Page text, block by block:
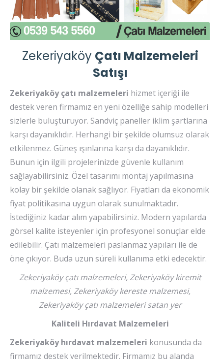
Zekeriyaköy Çatı Malzemeleri
Satışı
Zekeriyaköy çatı malzemeleri hizmet içeriği ile
destek veren firmamız en yeni özelliğe sahip modelleri
sizlerle buluşturuyor. Sandviç paneller iklim şartlarına
karşı dayanıklıdır. Herhangi bir şekilde olumsuz olarak
etkilenmez. Güneş ışınlarına karşı da dayanıklıdır.
Bunun için ilgili projelerinizde güvenle kullanım
sağlayabilirsiniz. Özel tasarımı montaj yapılmasına
kolay bir şekilde olanak sağlıyor. Fiyatları da ekonomik
fiyat politikasına uygun olarak sunulmaktadır.
İstediğiniz kadar alım yapabilirsiniz. Modern yapılarda
görsel kalite isteyenler için profesyonel sonuçlar elde
edilebilir. Çatı malzemeleri paslanmaz yapıları ile de
öne çıkıyor. Buda uzun süreli kullanıma etki edecektir.
Zekeriyaköy çatı malzemeleri, Zekeriyaköy kiremit
malzemesi, Zekeriyaköy kereste malzemesi,
Zekeriyaköy çatı malzemeleri satan yer
Kaliteli Hırdavat Malzemeleri
Zekeriyaköy hırdavat malzemeleri konusunda da
firmamız destek verilmektedir. Firmamız bu alanda